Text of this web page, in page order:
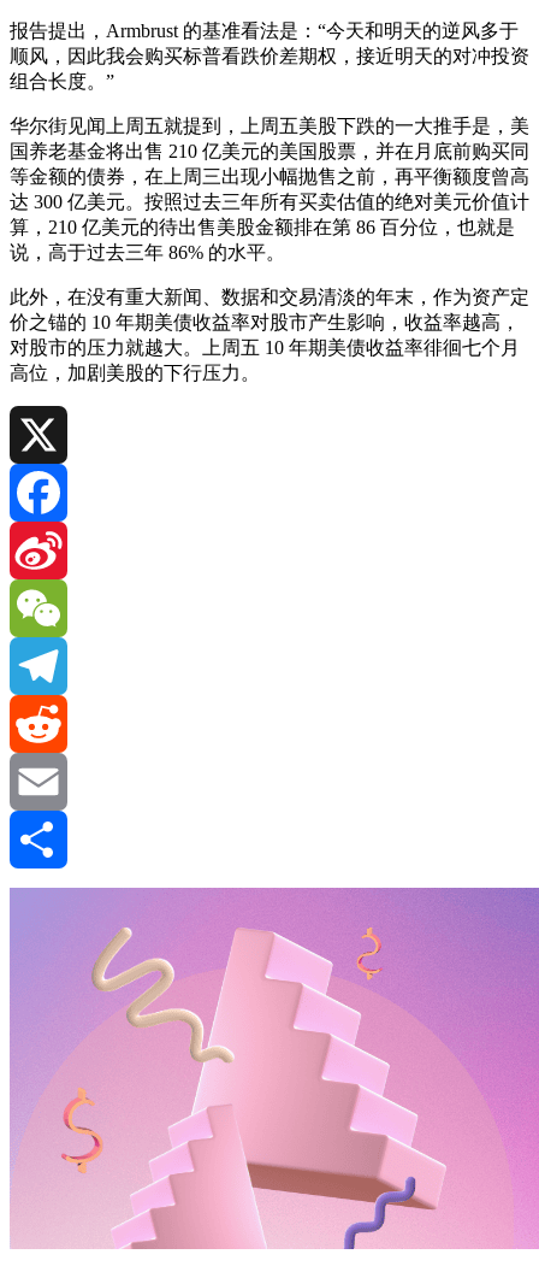
报告提出，Armbrust 的基准看法是：“今天和明天的逆风多于
顺风，因此我会购买标普看跌价差期权，接近明天的对冲投资
组合长度。”
华尔街见闻上周五就提到，上周五美股下跌的一大推手是，美
国养老基金将出售 210 亿美元的美国股票，并在月底前购买同
等金额的债券，在上周三出现小幅抛售之前，再平衡额度曾高
达 300 亿美元。按照过去三年所有买卖估值的绝对美元价值计
算，210 亿美元的待出售美股金额排在第 86 百分位，也就是
说，高于过去三年 86% 的水平。
此外，在没有重大新闻、数据和交易清淡的年末，作为资产定
价之锚的 10 年期美债收益率对股市产生影响，收益率越高，
对股市的压力就越大。上周五 10 年期美债收益率徘徊七个月
高位，加剧美股的下行压力。
X
Facebook
Sina
Weibo
WeChat
Telegram
Reddit
Email